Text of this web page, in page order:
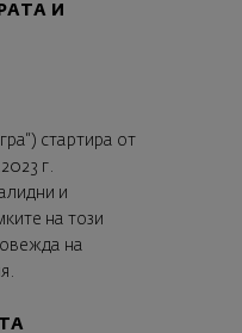
И
стартира от
г.
и
на този
на